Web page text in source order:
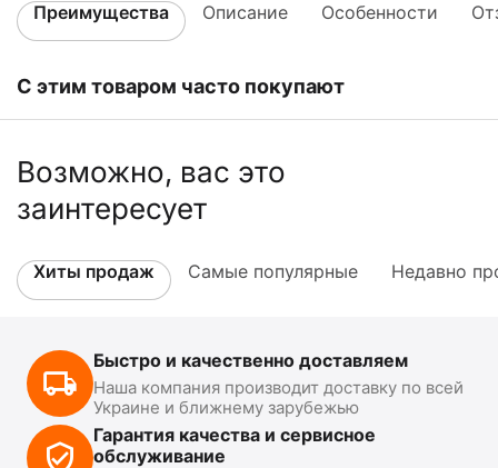
Преимущества Описание Особенности
С этим товаром часто покупают
Возможно, вас это
заинтересует
Хиты продаж Самые популярные Недавно
Быстро и качественно доставляем
Наша компания производит доставку по всей
Украине и ближнему зарубежью
Гарантия качества и сервисное
обслуживание